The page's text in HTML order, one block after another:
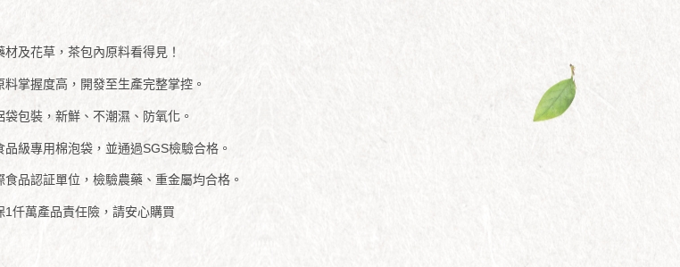
材及花草，茶包內原料看得見！
料掌握度高，開發至生產完整掌控。
袋包裝，新鮮、不潮濕、防氧化。
品級專用棉泡袋，並通過SGS檢驗合格。
食品認証單位，檢驗農藥、重金屬均合格。
1仟萬產品責任險，請安心購買